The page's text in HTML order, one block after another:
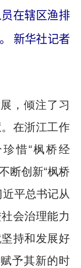
在辖区渔排
新华社记者
，倾注了习
在浙江工作
惜“枫桥经
断创新“枫桥
平总书记从
会治理能力
持和发展好
予其新的时